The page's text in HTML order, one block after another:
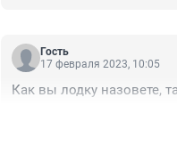
Гость
17 февраля 2023, 10:05
Как вы лодку назовете,